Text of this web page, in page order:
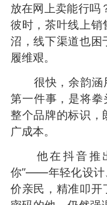
放在网上卖能行吗
彼时，茶叶线上销
沼，线下渠道也困
履维艰。
很快，余韵涵
第一件事，是将拳
整个品牌的标识，
广成本。
他在抖音推出
你”——年轻化设计
价亲民，精准叩开